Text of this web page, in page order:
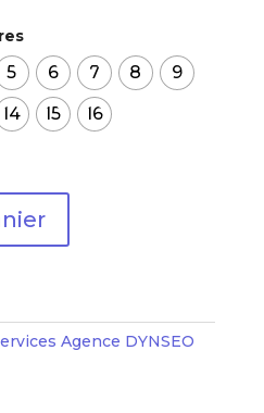
5 6 7 8
9
14 15 16
Agence DYNSEO